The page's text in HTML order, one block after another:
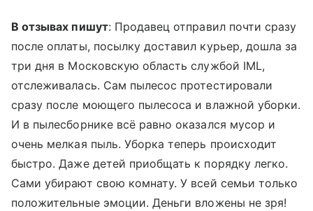
В отзывах пишут: Продавец отправил почти сразу
после оплаты, посылку доставил курьер, дошла за
три дня в Московскую область службой IML,
отслеживалась. Сам пылесос протестировали
сразу после моющего пылесоса и влажной уборки.
И в пылесборнике всё равно оказался мусор и
очень мелкая пыль. Уборка теперь происходит
быстро. Даже детей приобщать к порядку легко.
Сами убирают свою комнату. У всей семьи только
положительные эмоции. Деньги вложены не зря!